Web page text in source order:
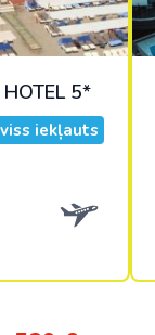
5*
viss iekļauts